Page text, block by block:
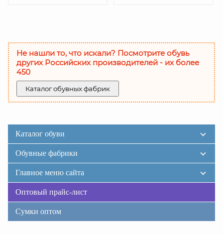
Не нашли то, что искали? Посмотрите обувь
других Российских производителей - их более
450
Каталог обувных фабрик
Каталог обуви
Обувные фабрики
Главное меню сайта
Оптовый прайс-лист
Сумки оптом